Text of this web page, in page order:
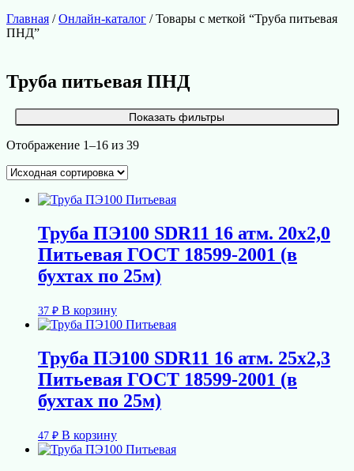
Главная /Онлайн-каталог / Товары с меткой “Труба питьевая
ПНД”
Труба питьевая ПНД
Показать фильтры
Отображение 1–16 из 39
Труба ПЭ100 SDR11 16 атм. 20х2,0
Питьевая ГОСТ 18599-2001 (в
бухтах по 25м)
37 ₽ В корзину
Труба ПЭ100 SDR11 16 атм. 25х2,3
Питьевая ГОСТ 18599-2001 (в
бухтах по 25м)
47 ₽ В корзину